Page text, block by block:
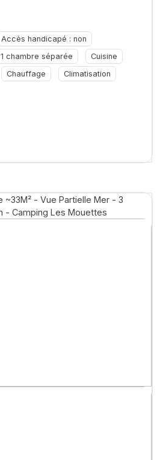
Accès handicapé : non
1 chambre séparée
Cuisine
Chauffage
Climatisation